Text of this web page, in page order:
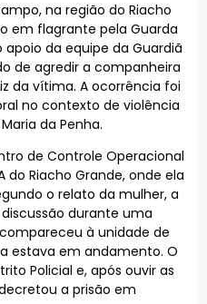
na região do Riacho
em flagrante pela Guarda
da equipe da Guardiã
de agredir a companheira
da vítima. A ocorrência foi
no contexto de violência
da Penha.
de Controle Operacional
do Riacho Grande, onde ela
o relato da mulher, a
durante uma
à unidade de
estava em andamento. O
Policial e, após ouvir as
a prisão em